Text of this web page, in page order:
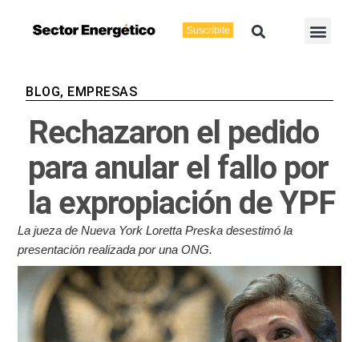
Suscribite Buscar
BLOG, EMPRESAS
Rechazaron el pedido
para anular el fallo por
la expropiación de YPF
La jueza de Nueva York Loretta Preska desestimó la
presentación realizada por una ONG.